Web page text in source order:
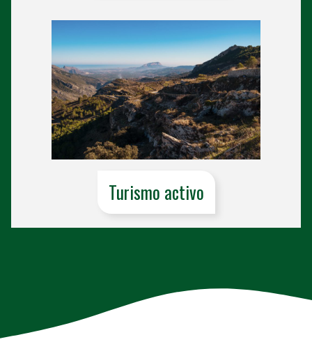
Turismo activo